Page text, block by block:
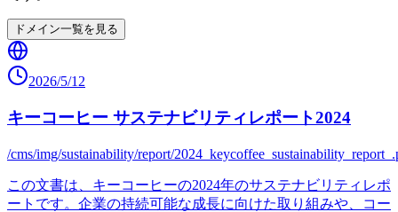
ドメイン一覧を見る
2026/5/12
キーコーヒー サステナビリティレポート2024
/cms/img/sustainability/report/
この文書は、キーコーヒーの2024年のサステナビリティレポ
ートです。企業の持続可能な成長に向けた取り組みや、コー